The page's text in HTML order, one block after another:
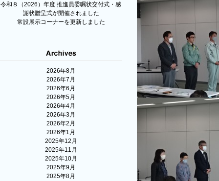
令和８（2026）年度 推進員委嘱状交付式・感
謝状贈呈式が開催されました
常設展示コーナーを更新しました
2026年8月
2026年7月
2026年6月
2026年5月
2026年4月
2026年3月
2026年2月
2026年1月
2025年12月
2025年11月
2025年10月
2025年9月
2025年8月